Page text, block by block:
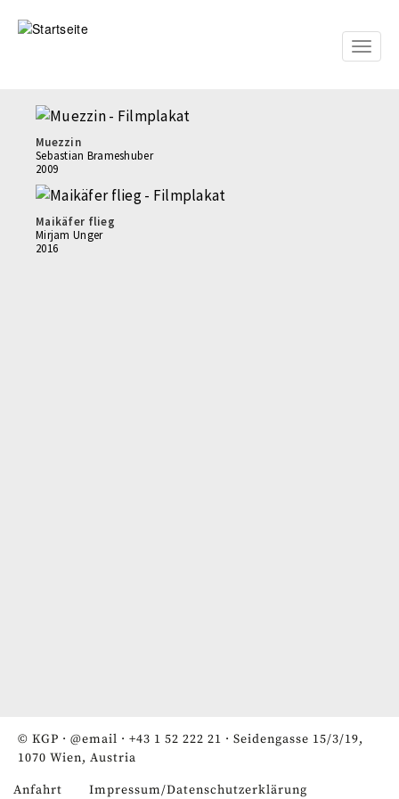
zum
Toggle
Muezzin
Sebastian Brameshuber
2009
Maikäfer flieg
Mirjam Unger
2016
© KGP · @email · +43 1 52 222 21 · Seidengasse 15/3/19,
1070 Wien, Austria
Anfahrt Impressum/Datenschutzerklärung